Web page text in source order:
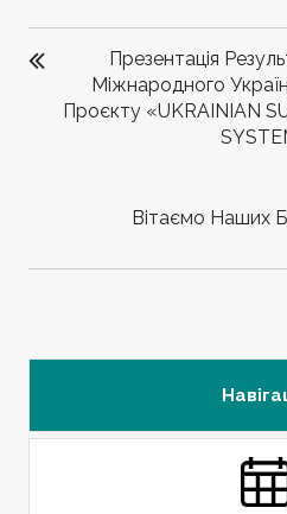
НАВІГАЦІЯ
ЗАПИСІВПрезентація
Міжнародного
Проєкту «UKRAINIAN
Вітаємо Наших